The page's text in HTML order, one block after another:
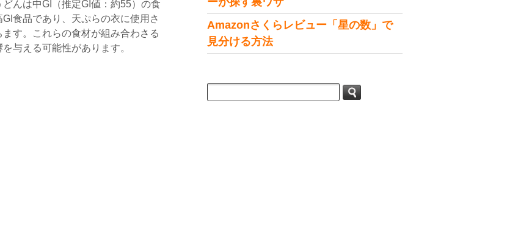
んは中GI（推定GI値：約55）の食
食品であり、天ぷらの衣に使用さ
す。これらの食材が組み合わさる
与える可能性があります。
Amazonさくらレビュー「星の数」で
見分ける方法